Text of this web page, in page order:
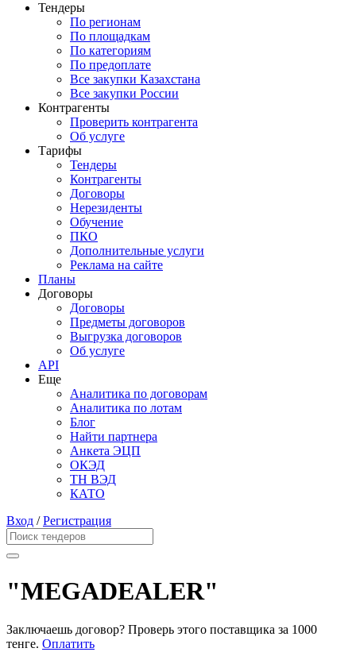
Тендеры
По регионам
По площадкам
По категориям
По предоплате
Все закупки Казахстана
Все закупки России
Контрагенты
Проверить контрагента
Об услуге
Тарифы
Тендеры
Контрагенты
Договоры
Нерезиденты
Обучение
ПКО
Дополнительные услуги
Реклама на сайте
Планы
Договоры
Договоры
Предметы договоров
Выгрузка договоров
Об услуге
API
Еще
Аналитика по договорам
Аналитика по лотам
Блог
Найти партнера
Анкета ЭЦП
ОКЭД
ТН ВЭД
КАТО
Вход /Регистрация
"MEGADEALER"
Заключаешь договор? Проверь этого поставщика за 1000
тенге. Оплатить